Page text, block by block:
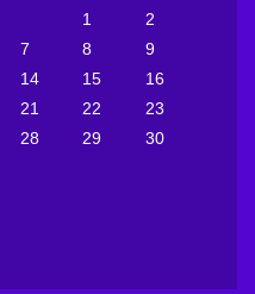
1
2
7 8
9
14 15
16
21 22
23
28 29
30